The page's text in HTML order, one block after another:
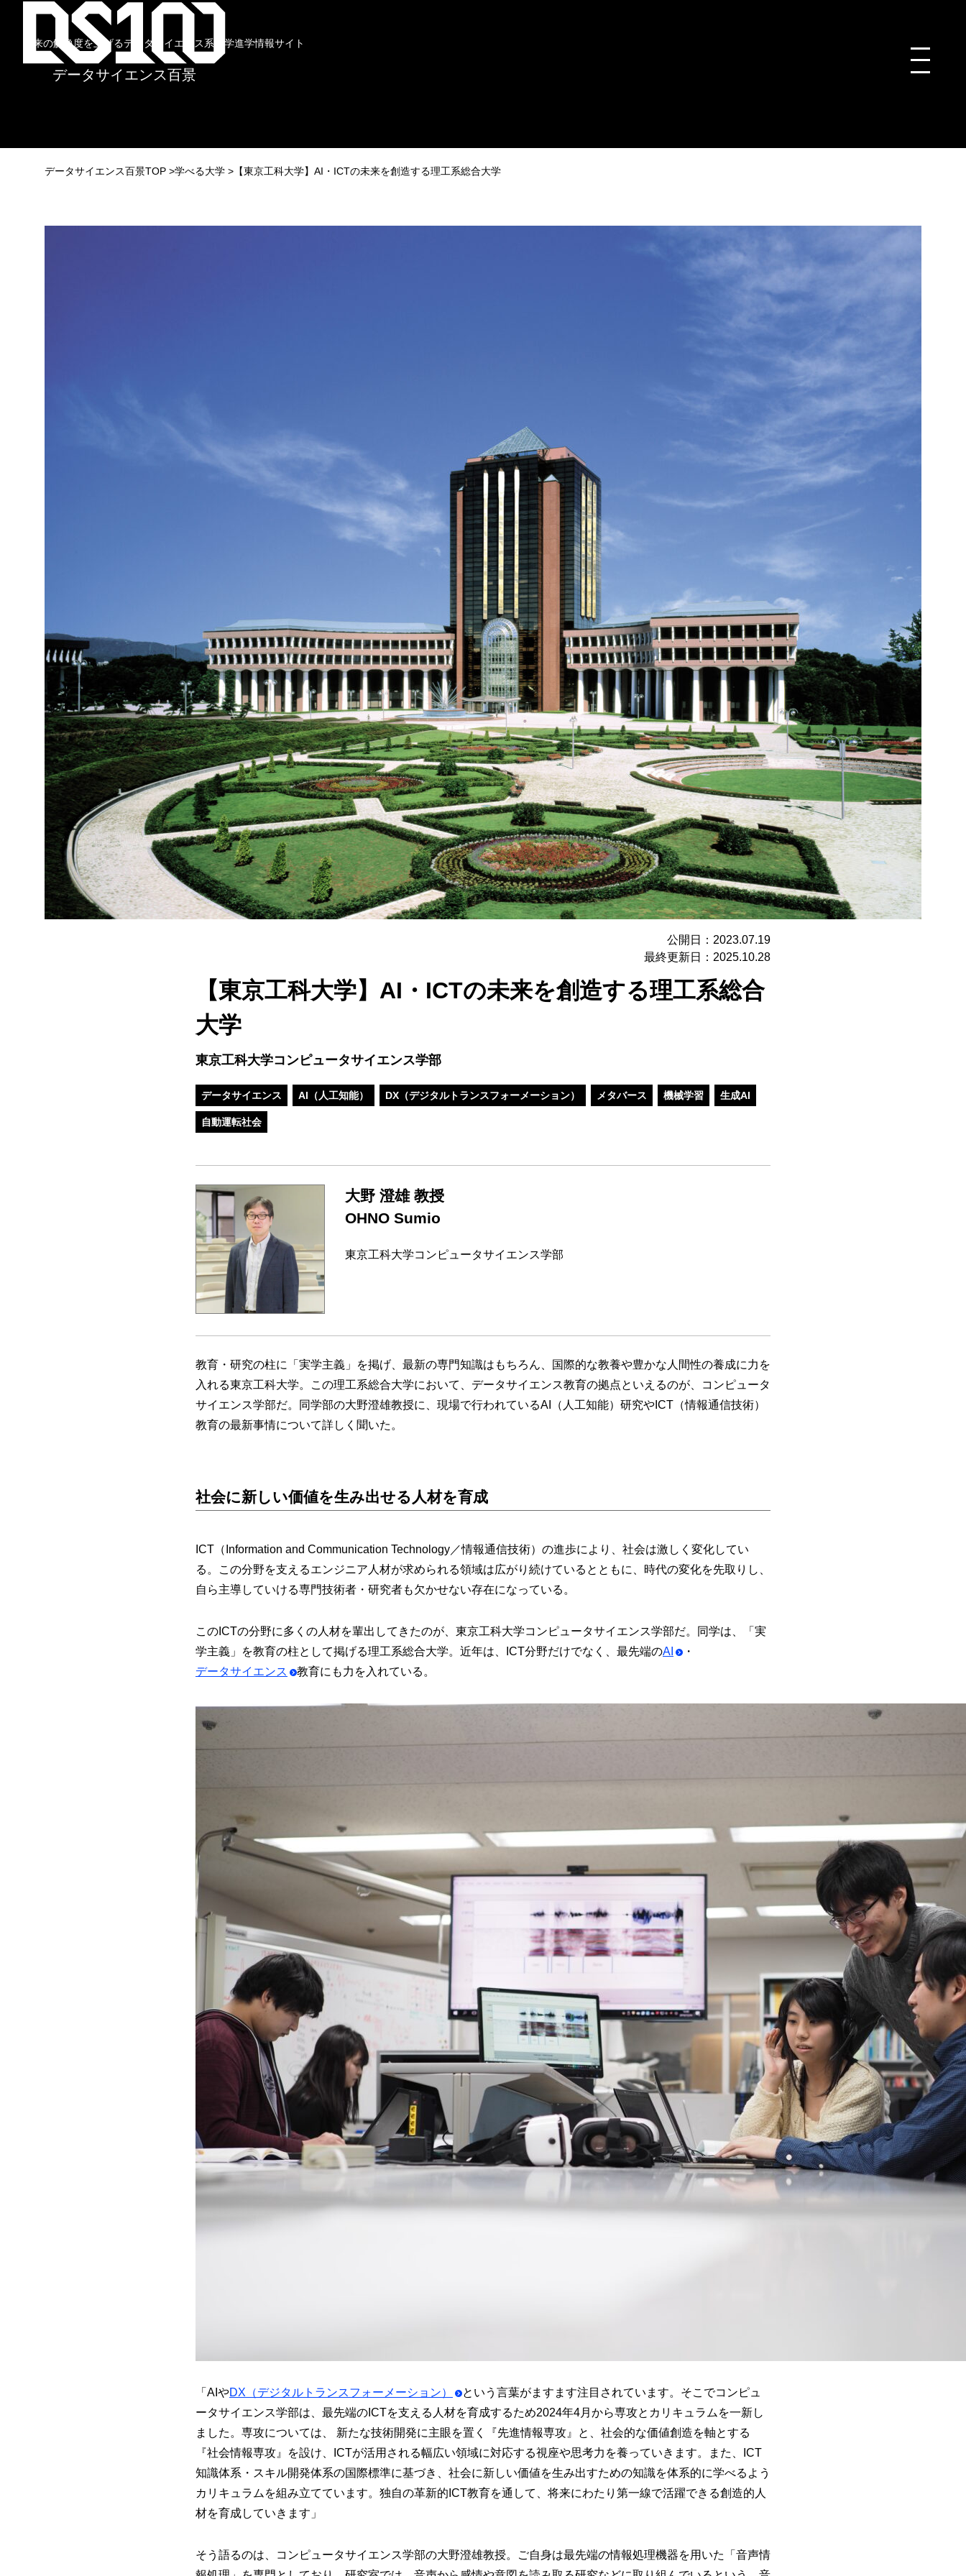
未来の解像度を上げるデータサイエンス系大学進学情報サイト
データサイエンス百景
データサイエンス百景TOP 学べる大学 【東京工科大学】AI・ICTの未来を創造する理工系総合大学
公開日：2023.07.19
最終更新日：2025.10.28
【東京工科大学】AI・ICTの未来を創造する理工系総合
大学
東京工科大学コンピュータサイエンス学部
データサイエンス AI（人工知能） DX（デジタルトランスフォーメーション） メタバース 機械学習 生成AI
自動運転社会
大野 澄雄 教授
OHNO Sumio
東京工科大学コンピュータサイエンス学部
教育・研究の柱に「実学主義」を掲げ、最新の専門知識はもちろん、国際的な教養や豊かな人間性の養成に力を
入れる東京工科大学。この理工系総合大学において、データサイエンス教育の拠点といえるのが、コンピュータ
サイエンス学部だ。同学部の大野澄雄教授に、現場で行われているAI（人工知能）研究やICT（情報通信技術）
教育の最新事情について詳しく聞いた。
社会に新しい価値を生み出せる人材を育成
ICT（Information and Communication Technology／情報通信技術）の進歩により、社会は激しく変化してい
る。この分野を支えるエンジニア人材が求められる領域は広がり続けているとともに、時代の変化を先取りし、
自ら主導していける専門技術者・研究者も欠かせない存在になっている。
このICTの分野に多くの人材を輩出してきたのが、東京工科大学コンピュータサイエンス学部だ。同学は、「実
学主義」を教育の柱として掲げる理工系総合大学。近年は、ICT分野だけでなく、最先端のAI
・
データサイエンス
教育にも力を入れている。
「AIやDX（デジタルトランスフォーメーション）
という言葉がますます注目されています。そこでコンピュ
ータサイエンス学部は、最先端のICTを支える人材を育成するため2024年4月から専攻とカリキュラムを一新し
ました。専攻については、 新たな技術開発に主眼を置く『先進情報専攻』と、社会的な価値創造を軸とする
『社会情報専攻』を設け、ICTが活用される幅広い領域に対応する視座や思考力を養っていきます。また、ICT
知識体系・スキル開発体系の国際標準に基づき、社会に新しい価値を生み出すための知識を体系的に学べるよう
カリキュラムを組み立てています。独自の革新的ICT教育を通して、将来にわたり第一線で活躍できる創造的人
材を育成していきます」
そう語るのは、コンピュータサイエンス学部の大野澄雄教授。ご自身は最先端の情報処理機器を用いた「音声情